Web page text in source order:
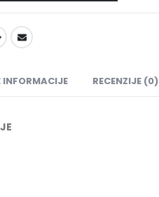
INFORMACIJE RECENZIJE (0)